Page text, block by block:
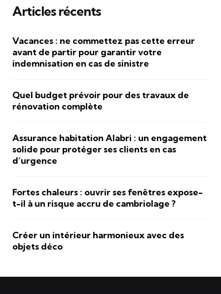
Articles récents
Vacances : ne commettez pas cette erreur
avant de partir pour garantir votre
indemnisation en cas de sinistre
Quel budget prévoir pour des travaux de
rénovation complète
Assurance habitation Alabri : un engagement
solide pour protéger ses clients en cas
d’urgence
Fortes chaleurs : ouvrir ses fenêtres expose-
t-il à un risque accru de cambriolage ?
Créer un intérieur harmonieux avec des
objets déco